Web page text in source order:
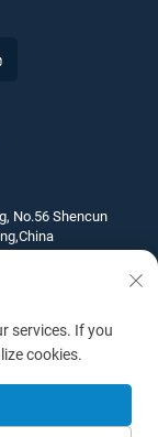
No.56 Shencun
i diritti riservati. -
services. If you
cookies.